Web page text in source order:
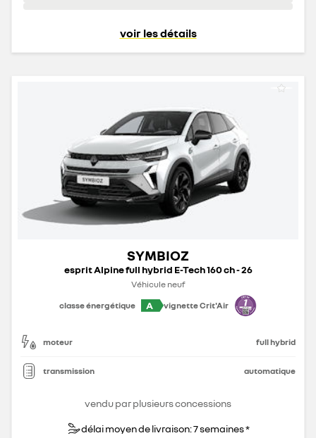
voir les détails
SYMBIOZ
esprit Alpine full hybrid E-Tech 160 ch - 26
Véhicule neuf
classe énergétique
A vignette Crit'Air
moteur full hybrid
transmission automatique
vendu par plusieurs concessions
délai moyen de livraison: 7 semaines *